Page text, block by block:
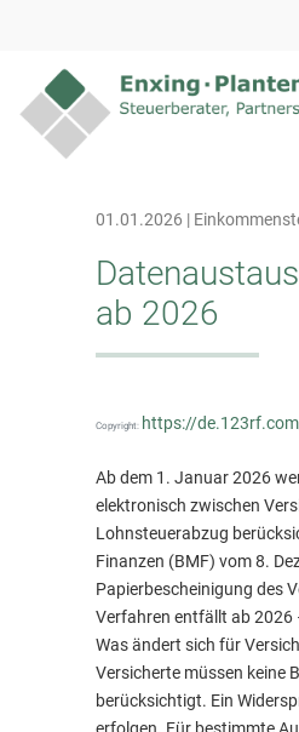
01.01.2026 |
ab 2026
Copyright: https://
Ab dem 1. Januar 2026
elektronisch zwischen
Lohnsteuerabzug
Finanzen (BMF) vom 8.
Papierbescheinigung des
Verfahren entfällt ab 2026
Was ändert sich für
Versicherte müssen keine
berücksichtigt. Ein